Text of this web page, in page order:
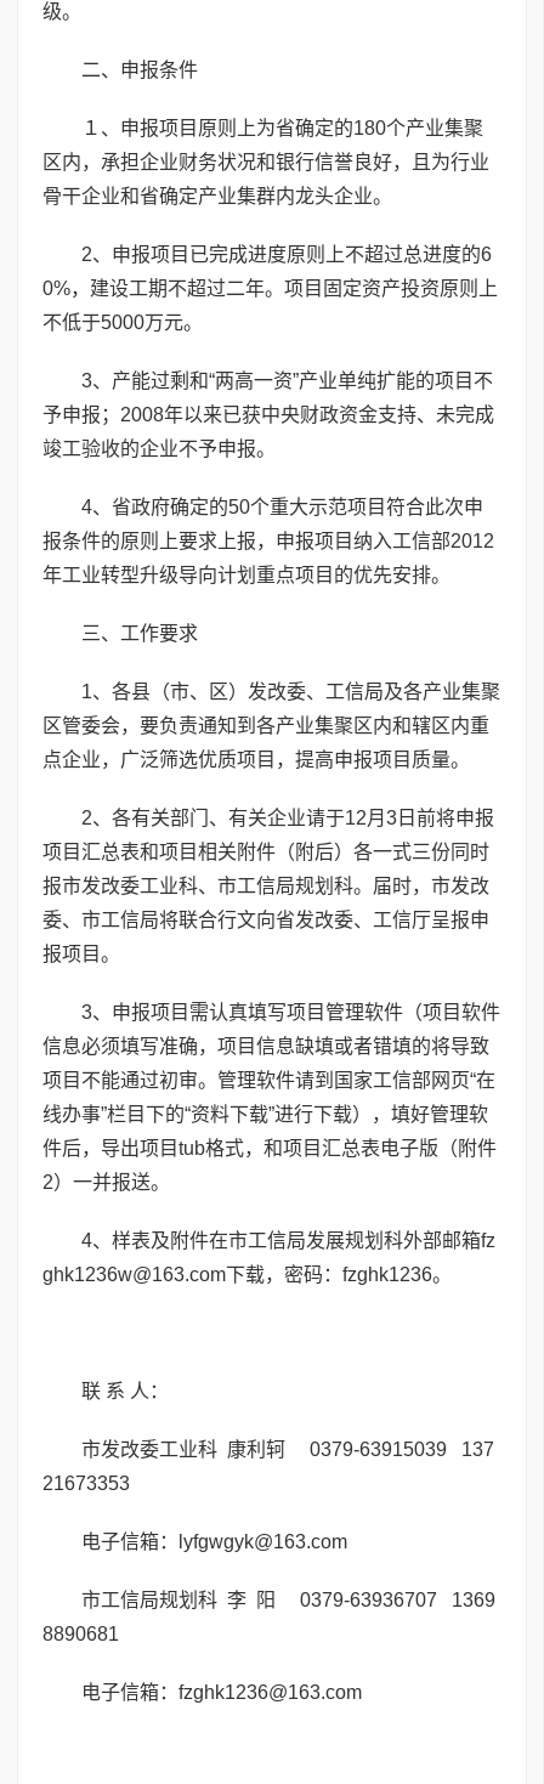
级。
二、申报条件
１、申报项目原则上为省确定的180个产业集聚
区内，承担企业财务状况和银行信誉良好，且为行业
骨干企业和省确定产业集群内龙头企业。
2、申报项目已完成进度原则上不超过总进度的6
0%，建设工期不超过二年。项目固定资产投资原则上
不低于5000万元。
3、产能过剩和“两高一资”产业单纯扩能的项目不
予申报；2008年以来已获中央财政资金支持、未完成
竣工验收的企业不予申报。
4、省政府确定的50个重大示范项目符合此次申
报条件的原则上要求上报，申报项目纳入工信部2012
年工业转型升级导向计划重点项目的优先安排。
三、工作要求
1、各县（市、区）发改委、工信局及各产业集聚
区管委会，要负责通知到各产业集聚区内和辖区内重
点企业，广泛筛选优质项目，提高申报项目质量。
2、各有关部门、有关企业请于12月3日前将申报
项目汇总表和项目相关附件（附后）各一式三份同时
报市发改委工业科、市工信局规划科。届时，市发改
委、市工信局将联合行文向省发改委、工信厅呈报申
报项目。
3、申报项目需认真填写项目管理软件（项目软件
信息必须填写准确，项目信息缺填或者错填的将导致
项目不能通过初审。管理软件请到国家工信部网页“在
线办事”栏目下的“资料下载”进行下载），填好管理软
件后，导出项目tub格式，和项目汇总表电子版（附件
2）一并报送。
4、样表及附件在市工信局发展规划科外部邮箱fz
ghk1236w@163.com下载，密码：fzghk1236。
联 系 人：
市发改委工业科 康利轲 0379-63915039 137
21673353
电子信箱：lyfgwgyk@163.com
市工信局规划科 李 阳 0379-63936707 1369
8890681
电子信箱：fzghk1236@163.com